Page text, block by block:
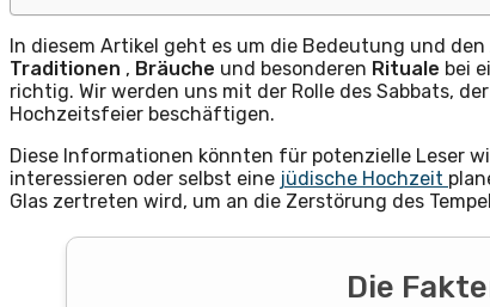
In diesem Artikel geht es um die Bedeutung und
Traditionen , Bräuche und besonderen Rituale bei
richtig. Wir werden uns mit der Rolle des Sabbats, der
Hochzeitsfeier beschäftigen.
Diese Informationen könnten für potenzielle Leser
interessieren oder selbst eine jüdische Hochzeit
Glas zertreten wird, um an die Zerstörung des
Die